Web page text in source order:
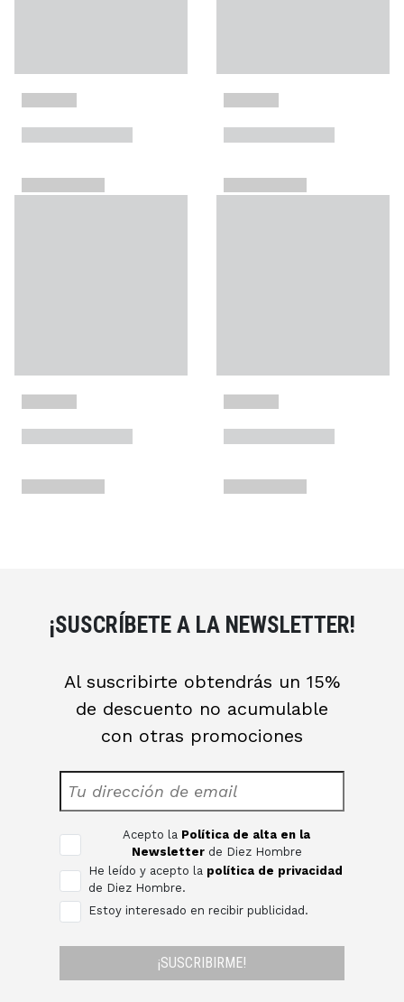
¡SUSCRÍBETE A LA NEWSLETTER!
Al suscribirte obtendrás un 15%
de descuento no acumulable
con otras promociones
Acepto la Política de alta en la
Newsletter de Diez Hombre
He leído y acepto la política de privacidad
de Diez Hombre.
Estoy interesado en recibir publicidad.
¡SUSCRIBIRME!